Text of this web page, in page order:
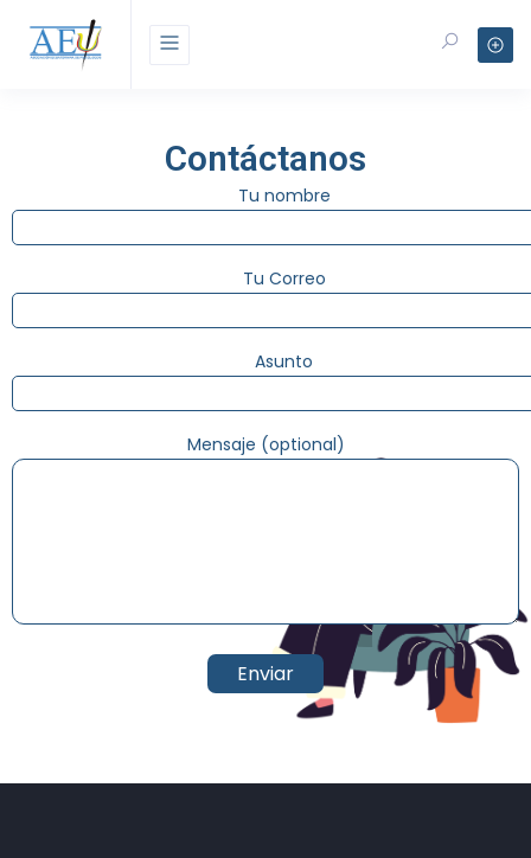
Contáctanos
Tu nombre
Tu Correo
Asunto
Mensaje (optional)